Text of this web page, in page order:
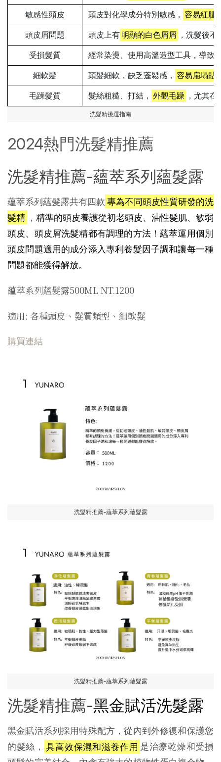
敏感性頭皮 頭皮對化學成分特別敏感， 容易紅腫
頭皮屑問題 頭皮上有 明顯的白色屑屑 ，洗髮後
受損髮質 經常染燙、使用高溫造型工具，導致
細軟髮 頭髮細軟，缺乏蓬鬆感， 容易扁塌貼
毛躁髮質 髮絲粗糙、打結， 外觀毛躁 ，尤其
洗髮精挑選指南
2024熱門洗髮精推薦
洗髮精推薦-蘊萃系列蘊髮露
蘊萃系列蘊髮露共有四款 專為不同頭皮性質研發的洗
髮精 ， 精準的頭皮養護從初老頭皮、油性髮肌、敏弱
頭皮、頭皮屑洗髮精都有調理的方法！蘊萃運用個別
頭皮問題適用的成分添入專利養髮因子調和讓每一種
問題都能獲得解放。
蘊萃系列蘊髮露500ML NT.1200
適用: 各種頭皮、髮質類型、細軟髮
購買連結
洗髮精推薦-蘊萃系列蘊髮露
洗髮精推薦-蘊萃系列蘊髮露
洗髮精推薦-黑金賦活洗髮露
黑金賦活系列採用特殊配方，從內到外修復和保護您
的髮絲， 具高效保濕和滋養作用 是治療乾燥和受損